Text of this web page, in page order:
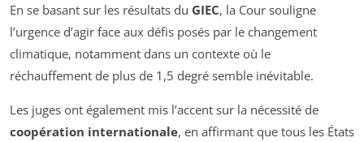
En se basant sur les résultats du GIEC, la Cour souligne
l’urgence d’agir face aux défis posés par le changement
climatique, notamment dans un contexte où le
réchauffement de plus de 1,5 degré semble inévitable.
Les juges ont également mis l’accent sur la nécessité de
coopération internationale, en affirmant que tous les États